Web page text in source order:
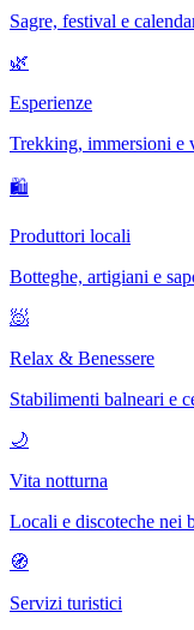
Sagre, festival e
🌿
Esperienze
Trekking, immersioni e
🛍
Produttori locali
Botteghe, artigiani e
🧖
Relax & Benessere
Stabilimenti balneari e
🌙
Vita notturna
Locali e discoteche nei
🧭
Servizi turistici